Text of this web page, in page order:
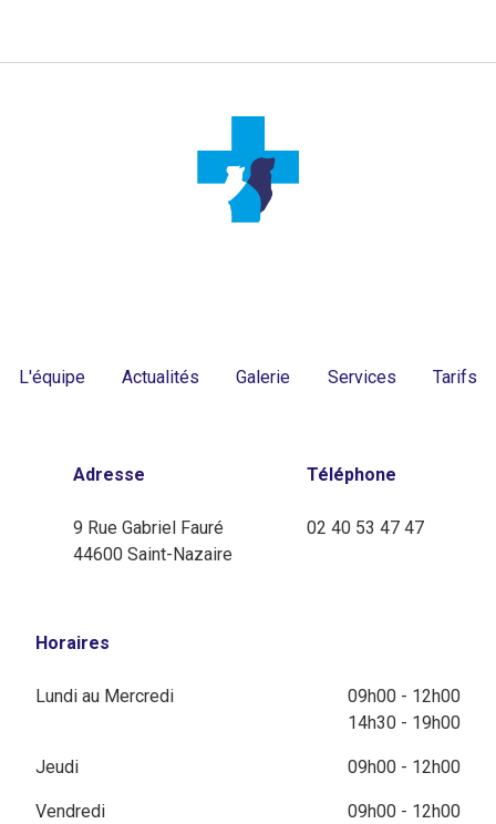
L'équipe Actualités Galerie Services Tarifs
Adresse
9 Rue Gabriel Fauré
44600 Saint-Nazaire
Téléphone
02 40 53 47 47
Horaires
Lundi au Mercredi
09h00 - 12h00
14h30 - 19h00
Jeudi 09h00 - 12h00
Vendredi
09h00 - 12h00